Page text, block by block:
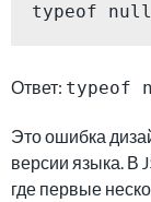
typeof null
Ответ: typeof
Это ошибка
версии языка. В
где первые